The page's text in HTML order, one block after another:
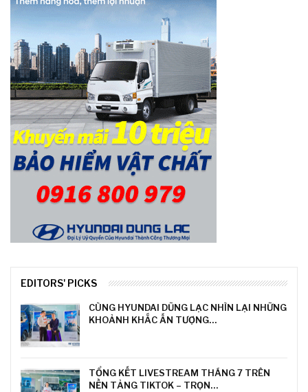
EDITORS' PICKS
CÙNG HYUNDAI DŨNG LẠC NHÌN LẠI NHỮNG
KHOẢNH KHẮC ẤN TƯỢNG…
TỔNG KẾT LIVESTREAM THÁNG 7 TRÊN
NỀN TẢNG TIKTOK – TRỌN…